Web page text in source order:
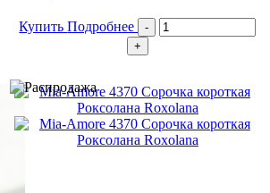
КупитьПодробнее